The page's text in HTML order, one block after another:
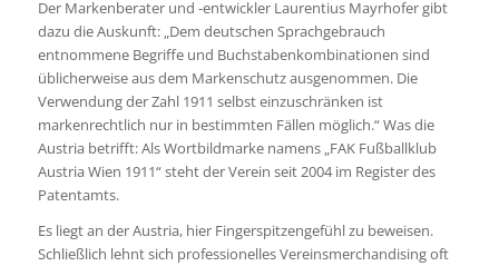
Der Markenberater und -entwickler Laurentius Mayrhofer gibt
dazu die Auskunft: „Dem deutschen Sprachgebrauch
entnommene Begriffe und Buchstabenkombinationen sind
üblicherweise aus dem Markenschutz ausgenommen. Die
Verwendung der Zahl 1911 selbst einzuschränken ist
markenrechtlich nur in bestimmten Fällen möglich.“ Was die
Austria betrifft: Als Wortbildmarke namens „FAK Fußballklub
Austria Wien 1911“ steht der Verein seit 2004 im Register des
Patentamts.
Es liegt an der Austria, hier Fingerspitzengefühl zu beweisen.
Schließlich lehnt sich professionelles Vereinsmerchandising oft